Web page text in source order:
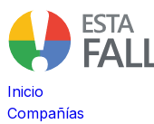
Inicio
Compañías